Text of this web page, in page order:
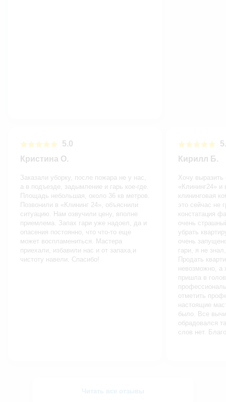
5.0
Кристина О.
Заказали уборку, после пожара не у нас,
а в подъезде, задымление и гарь кое-где.
Площадь небольшая, около 36 кв метров.
Позвонили в «Клининг 24», объяснили
ситуацию. Нам озвучили цену, вполне
приемлема. Запах гари уже надоел, да и
опасения постоянно, что что-то еще
может воспламениться. Мастера
приехали, избавили нас и от запаха,и
чистоту навели. Спасибо!
Кирилл Б.
Хочу выразить
«Клининг24»
клининговая
это сейчас не
констатация
очень
убрать
очень
гари, я не
Продать
невозможно, а
пришла в
отметить
настоящие
было. Все
обрадовался
слов нет.
Читать все отзывы